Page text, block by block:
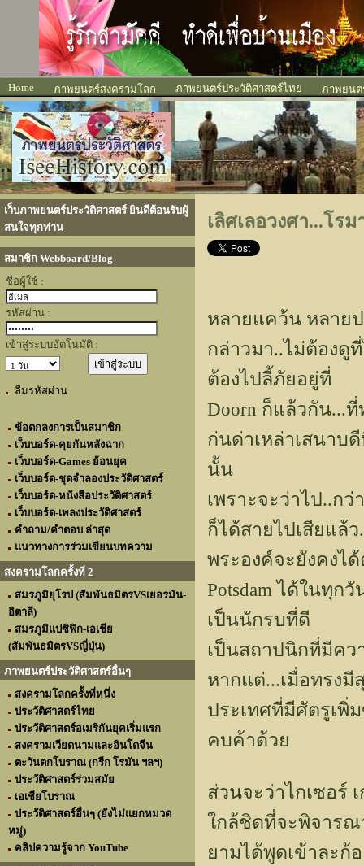
Home ภาพยนตร์สงครามโลก ภาพยนตร์ประวัติศาสตร์ไทย ภาพยนต
เว็บภาพยนตร์ประวัติศาสตร์ ยินดีต้อนรับผู้
สนใจทุกท่าน
สมาชิก Webboard/Blog
ชื่อผู้ใช้ :
รหัสผ่าน :
เข้าสู่ระบบอัตโนมัติ :
ลืมรหัสผ่าน
ข้อตกลงการเป็นสมาชิก
เว็บบอร์ด-คุยกันหลังฉาก
เว็บบอร์ด-Games ย้อนยุค
เว็บบอร์ด-ชุดจำลองประวัติศาสตร์
เว็บบอร์ด-หนังสือประวัติศาสตร์
เว็บบอร์ด-เพลงประวัติศาสตร์
คำถาม/คำตอบ ล่าสุด
แนวทางการร่วมเขียนบทความ
สงครามโลกครั้งที่ 2
สมรภูมิยุโรป (สัมพันธมิตรVSเยอรมัน-
อิตาลี)
สมรภูมิแปซิฟิก-เอเชีย
(สัมพันธมิตรVSญี่ปุ่น)
ภาพยนตร์ประวัติศาสตร์อื่นๆ
สงครามโลกครั้งที่หนึ่ง
ประวัติศาสตร์ไทย
ประวัติศาสตร์อเมริกันยุคเริ่มแรก
สงครามเวียดนามและอินโดจีน
ตะวันตกโบราณ (กรีก โรมัน ฯลฯ)
ประวัติศาสตร์ร่วมสมัย
เอเชียโบราณ
ประวัติศาสตร์อื่นๆ (ยังไม่แยกหมวด
หมู่)
คลิปความรู้จาก YouTube
เลิศเลอวงศา...โร
หลายแคว้น หลายป
กล่าวมา..ไม่ต้องดู
ต้องไปลี้ภัยอยู่ที่
Doorn ก็แล้วกัน...
ก่นด่าเหล่าเสนาบ
นั้น
เพราะจะว่าไป..ก
ก็ได้สายไปเสียแล้ว
พระองค์จะยังคงไ
Potsdam ได้ในทุก
เป็นนักรบที่ดี
เป็นสถาปนิกที่มีค
หากแต่...เมื่อทรง
ประเทศที่มีศัตรูเพิ่
คบค้าด้วย
ส่วนจะว่าไกเซอร์
ใกล้ชิดที่จะพิจาร
ยามได้พูดเข้าละก้อ